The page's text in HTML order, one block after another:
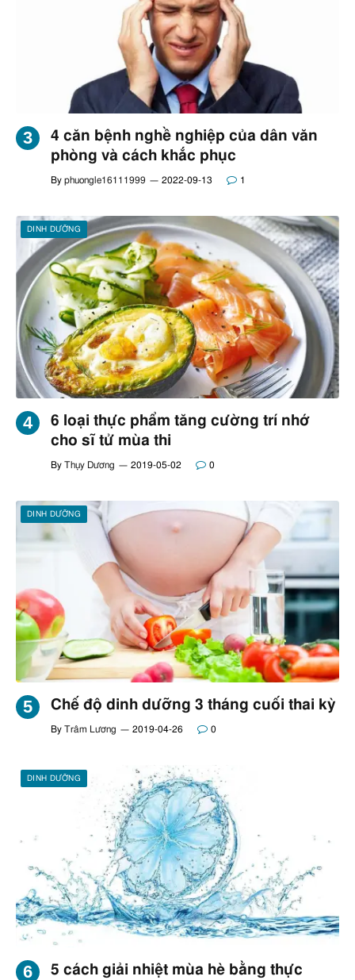
4 căn bệnh nghề nghiệp của dân văn
phòng và cách khắc phục
By phuongle16111999 2022-09-13 1
DINH DƯỠNG
6 loại thực phẩm tăng cường trí nhớ
cho sĩ tử mùa thi
By Thụy Dương 2019-05-02 0
DINH DƯỠNG
Chế độ dinh dưỡng 3 tháng cuối thai kỳ
By Trâm Lương 2019-04-26 0
DINH DƯỠNG
5 cách giải nhiệt mùa hè bằng thực